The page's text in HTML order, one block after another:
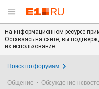
На информационном ресурсе
Оставаясь на сайте, вы
их использование.
Поиск по форумам
Общение Обсуждение